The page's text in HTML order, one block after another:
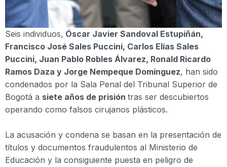
Seis individuos, Óscar Javier Sandoval Estupiñán,
Francisco José Sales Puccini, Carlos Elías Sales
Puccini, Juan Pablo Robles Álvarez, Ronald Ricardo
Ramos Daza y Jorge Nempeque Domínguez, han sido
condenados por la Sala Penal del Tribunal Superior de
Bogotá a siete años de prisión tras ser descubiertos
operando como falsos cirujanos plásticos.
La acusación y condena se basan en la presentación de
títulos y documentos fraudulentos al Ministerio de
Educación y la consiguiente puesta en peligro de